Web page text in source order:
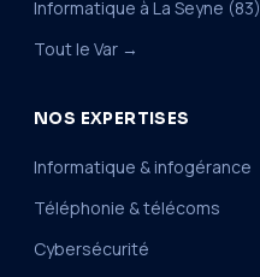
Informatique à La Seyne (83)
Tout le Var →
NOS EXPERTISES
Informatique & infogérance
Téléphonie & télécoms
Cybersécurité